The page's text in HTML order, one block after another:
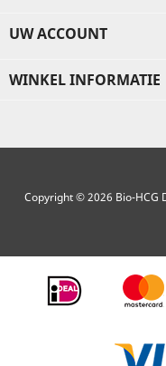
UW ACCOUNT
WINKEL INFORMATIE
Copyright © 2026 Bio-HCG